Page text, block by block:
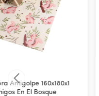
Antigolpe 160x180x1
En El Bosque